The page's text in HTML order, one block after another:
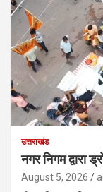
उत्तराखंड
नगर निगम द्वारा
August 5, 2026